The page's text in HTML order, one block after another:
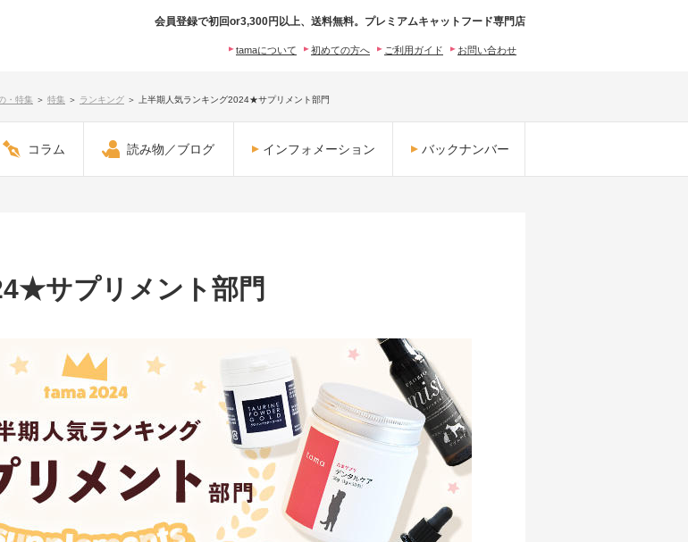
会員登録で初回or3,300円以上、送料無料。プレミアムキャットフード専門店
お問い合わせ
ご利用ガイド
初めての方へ
tamaについて
・特集 ＞ 特集 ＞ ランキング ＞ 上半期人気ランキング2024★サプリメント部門
コラム 読み物／ブログ インフォメーション バックナンバー
サプリメント部門